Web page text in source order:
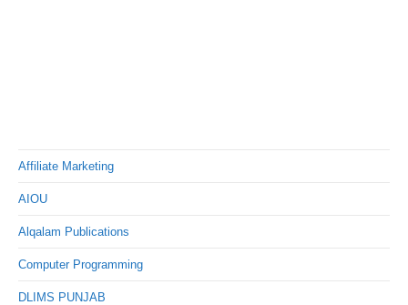
Affiliate Marketing
AIOU
Alqalam Publications
Computer Programming
DLIMS PUNJAB